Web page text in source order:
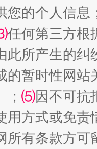
您的个人信息
任何第三方根
此所产生的纠
的暂时性网
⑸因不可抗
用方式或免责
所有条款方